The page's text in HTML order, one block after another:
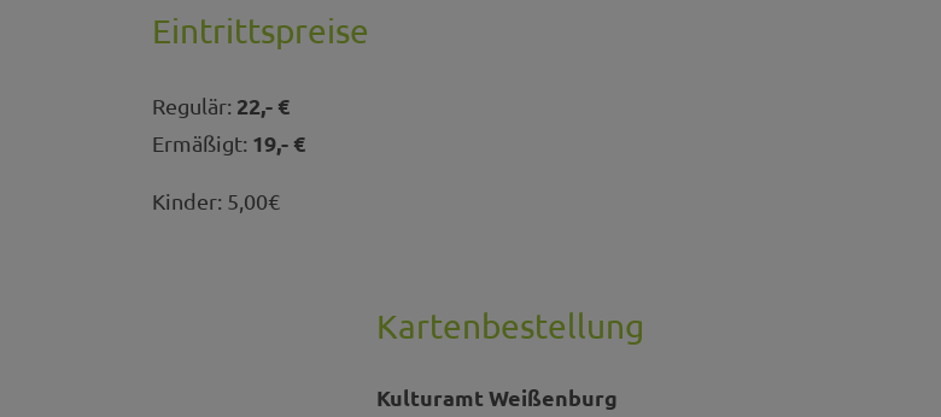
Eintrittspreise
Regulär: 22,- €
Ermäßigt: 19,- €
Kinder: 5,00€
Kartenbestellung
Kulturamt Weißenburg